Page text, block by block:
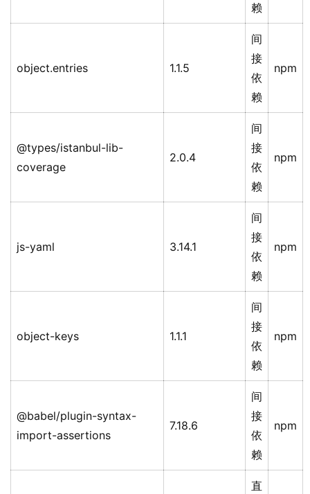
赖
object.entries 1.1.5
间
接
依
赖
npm
@types/istanbul-lib-
coverage
2.0.4
间
接
依
赖
npm
js-yaml 3.14.1
间
接
依
赖
npm
object-keys 1.1.1
间
接
依
赖
npm
@babel/plugin-syntax-
import-assertions
7.18.6
间
接
依
赖
npm
直